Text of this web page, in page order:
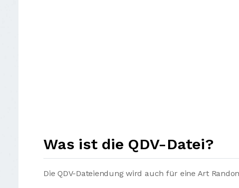
Was ist die QDV-Datei?
Die QDV-Dateiendung wird auch für eine Art